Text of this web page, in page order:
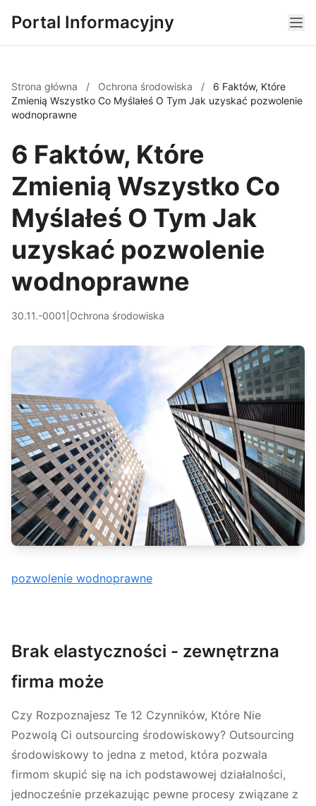
Portal Informacyjny
Strona główna / Ochrona środowiska /
6 Faktów, Które
Zmienią Wszystko Co Myślałeś O Tym Jak uzyskać pozwolenie
wodnoprawne
6 Faktów, Które
Zmienią Wszystko Co
Myślałeś O Tym Jak
uzyskać pozwolenie
wodnoprawne
30.11.-0001 Ochrona środowiska
pozwolenie wodnoprawne
Brak elastyczności - zewnętrzna
firma może
Czy Rozpoznajesz Te 12 Czynników, Które Nie
Pozwolą Ci outsourcing środowiskowy? Outsourcing
środowiskowy to jedna z metod, która pozwala
firmom skupić się na ich podstawowej działalności,
jednocześnie przekazując pewne procesy związane z